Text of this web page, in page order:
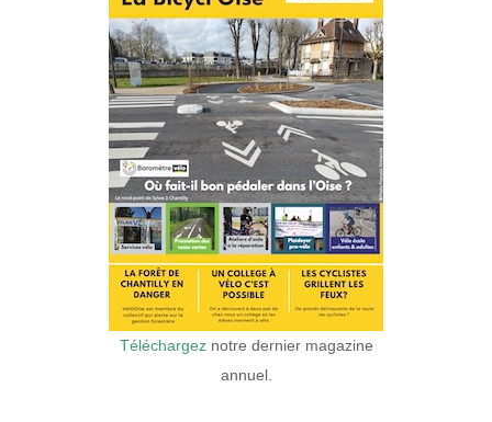
Téléchargeznotre dernier magazine
annuel.